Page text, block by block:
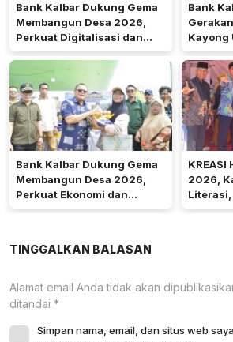
Bank Kalbar Dukung Gema
Membangun Desa 2026,
Perkuat Digitalisasi dan
Ekonomi Desa Teluk Batang
Bank
Kayong
Akses
Bank Kalbar Dukung Gema
Membangun Desa 2026,
Perkuat Ekonomi dan
Kemandirian Desa di Kalbar
2026,
Anak,
TINGGALKAN BALASAN
Alamat email Anda tidak akan
ditandai *
Simpan nama, email, dan situs web